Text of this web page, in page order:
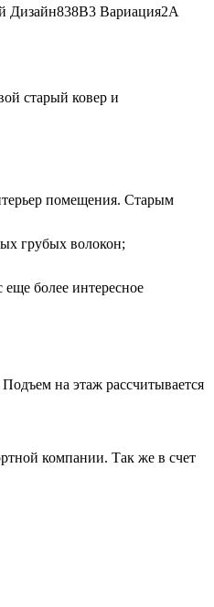
Дизайн838B3 Вариация2A
старый ковер и
помещения. Старым
грубых волокон;
более интересное
на этаж рассчитывается
компании. Так же в счет